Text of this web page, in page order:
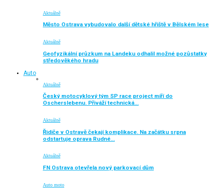
Aktuálně
Město Ostrava vybudovalo další dětské hřiště v Bělském lese
Aktuálně
Geofyzikální průzkum na Landeku odhalil možné pozůstatky
středověkého hradu
Auto
Aktuálně
Český motocyklový tým SP race project míří do
Oscherslebenu. Přiváží technická…
Aktuálně
Řidiče v Ostravě čekají komplikace. Na začátku srpna
odstartuje oprava Rudné…
Aktuálně
FN Ostrava otevřela nový parkovací dům
Auto moto